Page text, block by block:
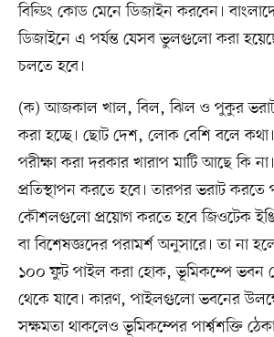
বিল্ডিং কোড মেনে ডিজাইন করবেন।
ডিজাইনে এ পর্যন্ত যেসব ভুলগুলো করা
চলতে হবে।
(ক) আজকাল খাল, বিল, ঝিল ও পুকুর ভরাট
করা হচ্ছে। ছোট দেশ, লোক বেশি বলে
পরীক্ষা করা দরকার খারাপ মাটি আছে কি
প্রতিস্থাপন করতে হবে। তারপর ভরাট
কৌশলগুলো প্রয়োগ করতে হবে জিওটেক
বা বিশেষজ্ঞদের পরামর্শ অনুসারে। তা না
১০০ ফুট পাইল করা হোক, ভূমিকম্পে ভবন
থেকে যাবে। কারণ, পাইলগুলো ভবনের
সক্ষমতা থাকলেও ভূমিকম্পের পার্শ্বশক্তি